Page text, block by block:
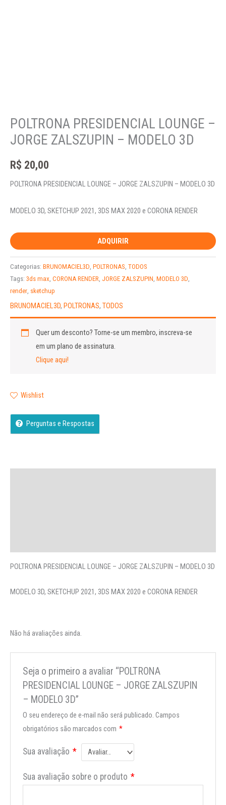
POLTRONA PRESIDENCIAL LOUNGE –
JORGE ZALSZUPIN – MODELO 3D
R$ 20,00
POLTRONA PRESIDENCIAL LOUNGE – JORGE ZALSZUPIN – MODELO 3D
MODELO 3D, SKETCHUP 2021, 3DS MAX 2020 e CORONA RENDER
ADQUIRIR
Categorias: BRUNOMACIEL3D POLTRONAS TODOS
Tags: 3ds max CORONA RENDER JORGE ZALSZUPIN MODELO 3D
render sketchup
BRUNOMACIEL3D, POLTRONAS, TODOS
Quer um desconto?Torne-se um membro, inscreva-se
em um plano de assinatura.
Clique aqui!
Wishlist
Perguntas e Respostas
POLTRONA PRESIDENCIAL LOUNGE – JORGE ZALSZUPIN – MODELO 3D
MODELO 3D, SKETCHUP 2021, 3DS MAX 2020 e CORONA RENDER
Não há avaliações ainda.
Seja o primeiro a avaliar “POLTRONA
PRESIDENCIAL LOUNGE – JORGE ZALSZUPIN
– MODELO 3D”
O seu endereço de e-mail não será publicado. Campos
obrigatórios são marcados com *
Sua avaliação *
Sua avaliação sobre o produto *